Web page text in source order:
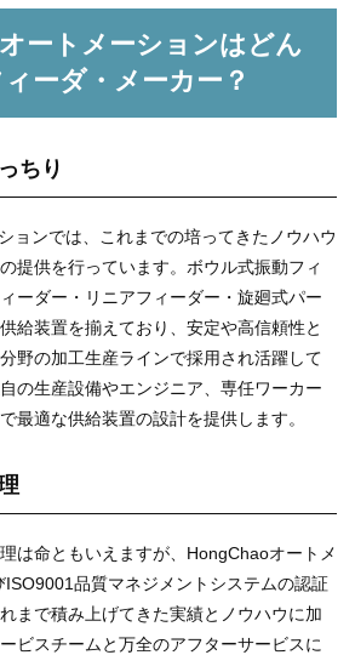
ートメーションはどん
ーダ・メーカー？
ちり
ョンでは、これまでの培ってきたノウハウ
提供を行っています。ボウル式振動フィ
ーダー・リニアフィーダー・旋廻式パー
給装置を揃えており、安定や高信頼性と
野の加工生産ラインで採用され活躍して
の生産設備やエンジニア、専任ワーカー
最適な供給装置の設計を提供します。
は命ともいえますが、HongChaoオートメ
ISO9001品質マネジメントシステムの認証
まで積み上げてきた実績とノウハウに加
ビスチームと万全のアフターサービスに